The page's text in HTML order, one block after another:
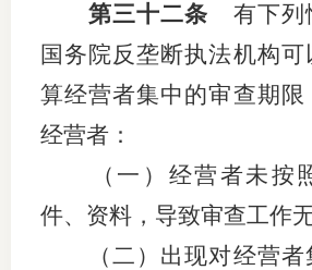
第三十二条 有下列
国务院反垄断执法机构
算经营者集中的审查期限
经营者：
（一）经营者未按
件、资料，导致审查工作
（二）出现对经营